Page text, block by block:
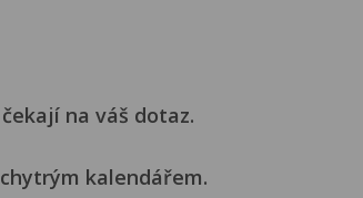
na váš dotaz.
kalendářem.